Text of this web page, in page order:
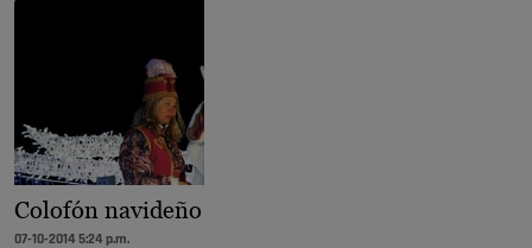
Colofón navideño
07-10-2014 5:24 p.m.